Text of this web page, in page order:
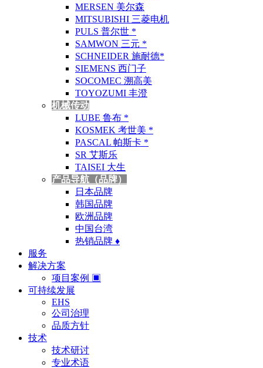
MERSEN 美尔森
MITSUBISHI 三菱电机
PULS 普尔世 *
SAMWON 三元 *
SCHNEIDER 施耐德*
SIEMENS 西门子
SOCOMEC 溯高美
TOYOZUMI 丰澄
机械传动
LUBE 鲁布 *
KOSMEK 考世美 *
PASCAL 帕斯卡 *
SR 艾斯乐
TAISEI 大生
产品导航（品牌）
日本品牌
韩国品牌
欧洲品牌
中国台湾
热销品牌 ♦
服务
解决方案
项目案例 ▣
可持续发展
EHS
公司治理
品质方针
技术
技术研讨
专业术语